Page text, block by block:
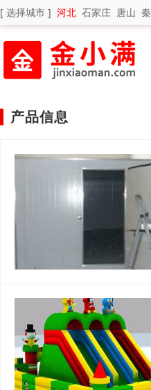
[ 选择城市 ] 河北 石家庄 唐山
产品信息